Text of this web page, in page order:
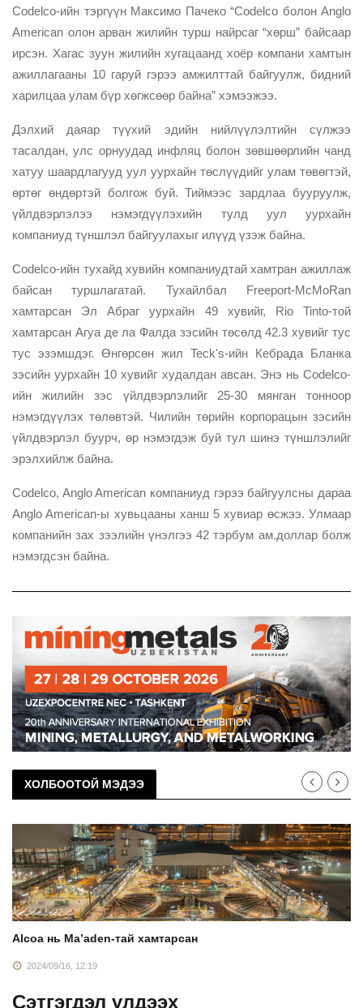
Codelco-ийн тэргүүн Максимо Пачеко “Codelco болон Anglo
American олон арван жилийн турш найрсаг “хөрш” байсаар
ирсэн. Хагас зуун жилийн хугацаанд хоёр компани хамтын
ажиллагааны 10 гаруй гэрээ амжилттай байгуулж, бидний
харилцаа улам бүр хөгжсөөр байна” хэмээжээ.
Дэлхий даяар түүхий эдийн нийлүүлэлтийн сүлжээ
тасалдан, улс орнуудад инфляц болон зөвшөөрлийн чанд
хатуу шаардлагууд уул уурхайн төслүүдийг улам төвөгтэй,
өртөг өндөртэй болгож буй. Тиймээс зардлаа бууруулж,
үйлдвэрлэлээ нэмэгдүүлэхийн тулд уул уурхайн
компаниуд түншлэл байгуулахыг илүүд үзэж байна.
Codelco-ийн тухайд хувийн компаниудтай хамтран ажиллаж
байсан туршлагатай. Тухайлбал Freeport-McMoRan
хамтарсан Эл Абраг уурхайн 49 хувийг, Rio Tinto-той
хамтарсан Агуа де ла Фалда зэсийн төсөлд 42.3 хувийг тус
тус эзэмшдэг. Өнгөрсөн жил Teck's-ийн Кебрада Бланка
зэсийн уурхайн 10 хувийг худалдан авсан. Энэ нь Codelco-
ийн жилийн зэс үйлдвэрлэлийг 25-30 мянган тонноор
нэмэгдүүлэх төлөвтэй. Чилийн төрийн корпорацын зэсийн
үйлдвэрлэл буурч, өр нэмэгдэж буй тул шинэ түншлэлийг
эрэлхийлж байна.
Codelco, Anglo American компаниуд гэрээ байгуулсны дараа
Anglo American-ы хувьцааны ханш 5 хувиар өсжээ. Улмаар
компанийн зах зээлийн үнэлгээ 42 тэрбум ам.доллар болж
нэмэгдсэн байна.
ХОЛБООТОЙ МЭДЭЭ
Alcoa нь Ma’aden-тай хамтарсан
2024/09/16, 12:19
Сэтгэгдэл үлдээх